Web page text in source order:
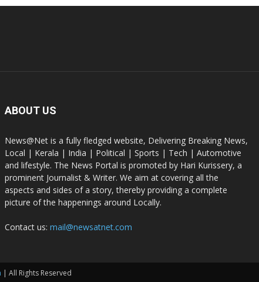
ABOUT US
News@Net is a fully fledged website, Delivering Breaking News,
Local | Kerala | India | Political | Sports | Tech | Automotive
and lifestyle. The News Portal is promoted by Hari Kurissery, a
prominent Journalist & Writer. We aim at covering all the
aspects and sides of a story, thereby providing a complete
picture of the happenings around Locally.
Contact us: mail@newsatnet.com
| All Rights Reserved